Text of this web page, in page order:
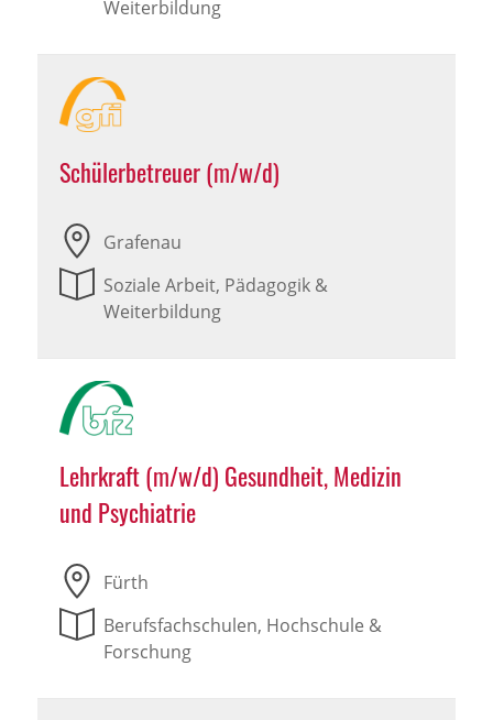
Weiterbildung
Schülerbetreuer (m/w/d)
Grafenau
Soziale Arbeit, Pädagogik &
Weiterbildung
Lehrkraft (m/w/d) Gesundheit, Medizin
und Psychiatrie
Fürth
Berufsfachschulen, Hochschule &
Forschung